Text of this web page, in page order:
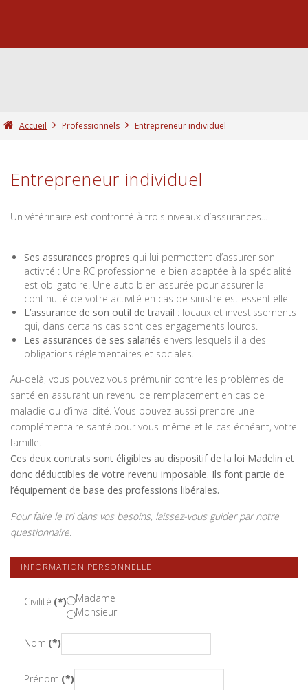
Accueil Professionnels Entrepreneur individuel
Entrepreneur individuel
Un vétérinaire est confronté à trois niveaux d’assurances...
Ses assurances propres qui lui permettent d’assurer son
activité : Une RC professionnelle bien adaptée à la spécialité
est obligatoire. Une auto bien assurée pour assurer la
continuité de votre activité en cas de sinistre est essentielle.
L’assurance de son outil de travail : locaux et investissements
qui, dans certains cas sont des engagements lourds.
Les assurances de ses salariés envers lesquels il a des
obligations réglementaires et sociales.
Au-delà, vous pouvez vous prémunir contre les problèmes de
santé en assurant un revenu de remplacement en cas de
maladie ou d’invalidité. Vous pouvez aussi prendre une
complémentaire santé pour vous-même et le cas échéant, votre
famille.
Ces deux contrats sont éligibles au dispositif de la loi Madelin et
donc déductibles de votre revenu imposable. Ils font partie de
l’équipement de base des professions libérales.
Pour faire le tri dans vos besoins, laissez-vous guider par notre
questionnaire.
INFORMATION PERSONNELLE
Civilité (*)
Madame
Monsieur
Nom (*)
Prénom (*)